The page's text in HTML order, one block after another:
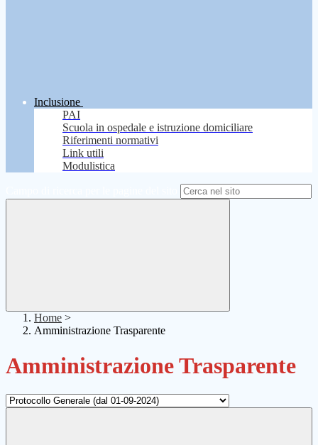
Inclusione
PAI
Scuola in ospedale e istruzione domiciliare
Riferimenti normativi
Link utili
Modulistica
Home >
Amministrazione Trasparente
Amministrazione Trasparente